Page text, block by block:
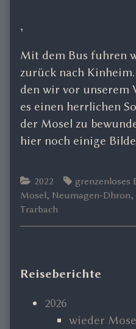
,
Mit dem Bus fuhren
zurück nach
den wir vor unserem
es einen herrlichen
der Mosel zu
hier noch einige
Categories
2022 Tags
grenzenloses
Mosel, Neumagen-Dhron,
Trarbach
Primary
Sidebar
Reiseberichte
2026
wieder